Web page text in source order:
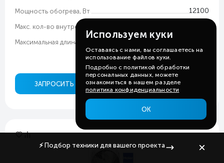
Мощность обогрева, Вт 12100
Макс. кол-во внутренних блоков, шт.
Максимальная длина трасс, м
ЦЕНА ПО ЗАПРОСУ
ЗАПРОСИТЬ СЧЕТ
ЗАПРОСИТЬ ЦЕНУ
⚡ Подбор техники для вашего проекта
Используем куки
Оставаясь с нами, вы соглашаетесь на
использование файлов куки.
Подробно с политикой обработки
персональных данных, можете
ознакомиться в нашем разделе
политика конфиденциальности
ОК